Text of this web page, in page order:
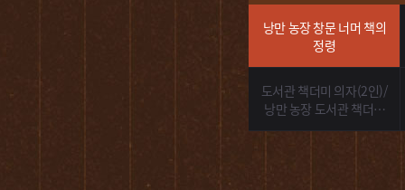
낭만 농장 창문 너머 책의
정령
도서관 책더미 의자(2인)/
낭만 농장 도서관 책더미
의자(2인)